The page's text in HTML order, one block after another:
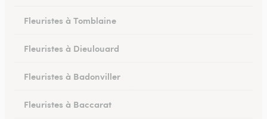
Fleuristes à Tomblaine
Fleuristes à Dieulouard
Fleuristes à Badonviller
Fleuristes à Baccarat